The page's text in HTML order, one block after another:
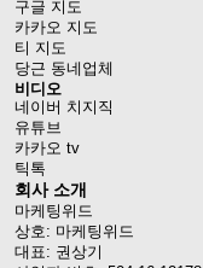
구글 지도
카카오 지도
티 지도
당근 동네업체
비디오
네이버 치지직
유튜브
카카오 tv
틱톡
회사 소개
마케팅위드
상호: 마케팅위드
대표: 권상기